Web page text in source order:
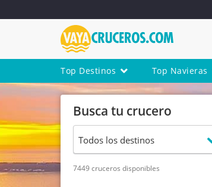
Top Destinos Top Navieras
Busca tu crucero
7449 cruceros disponibles